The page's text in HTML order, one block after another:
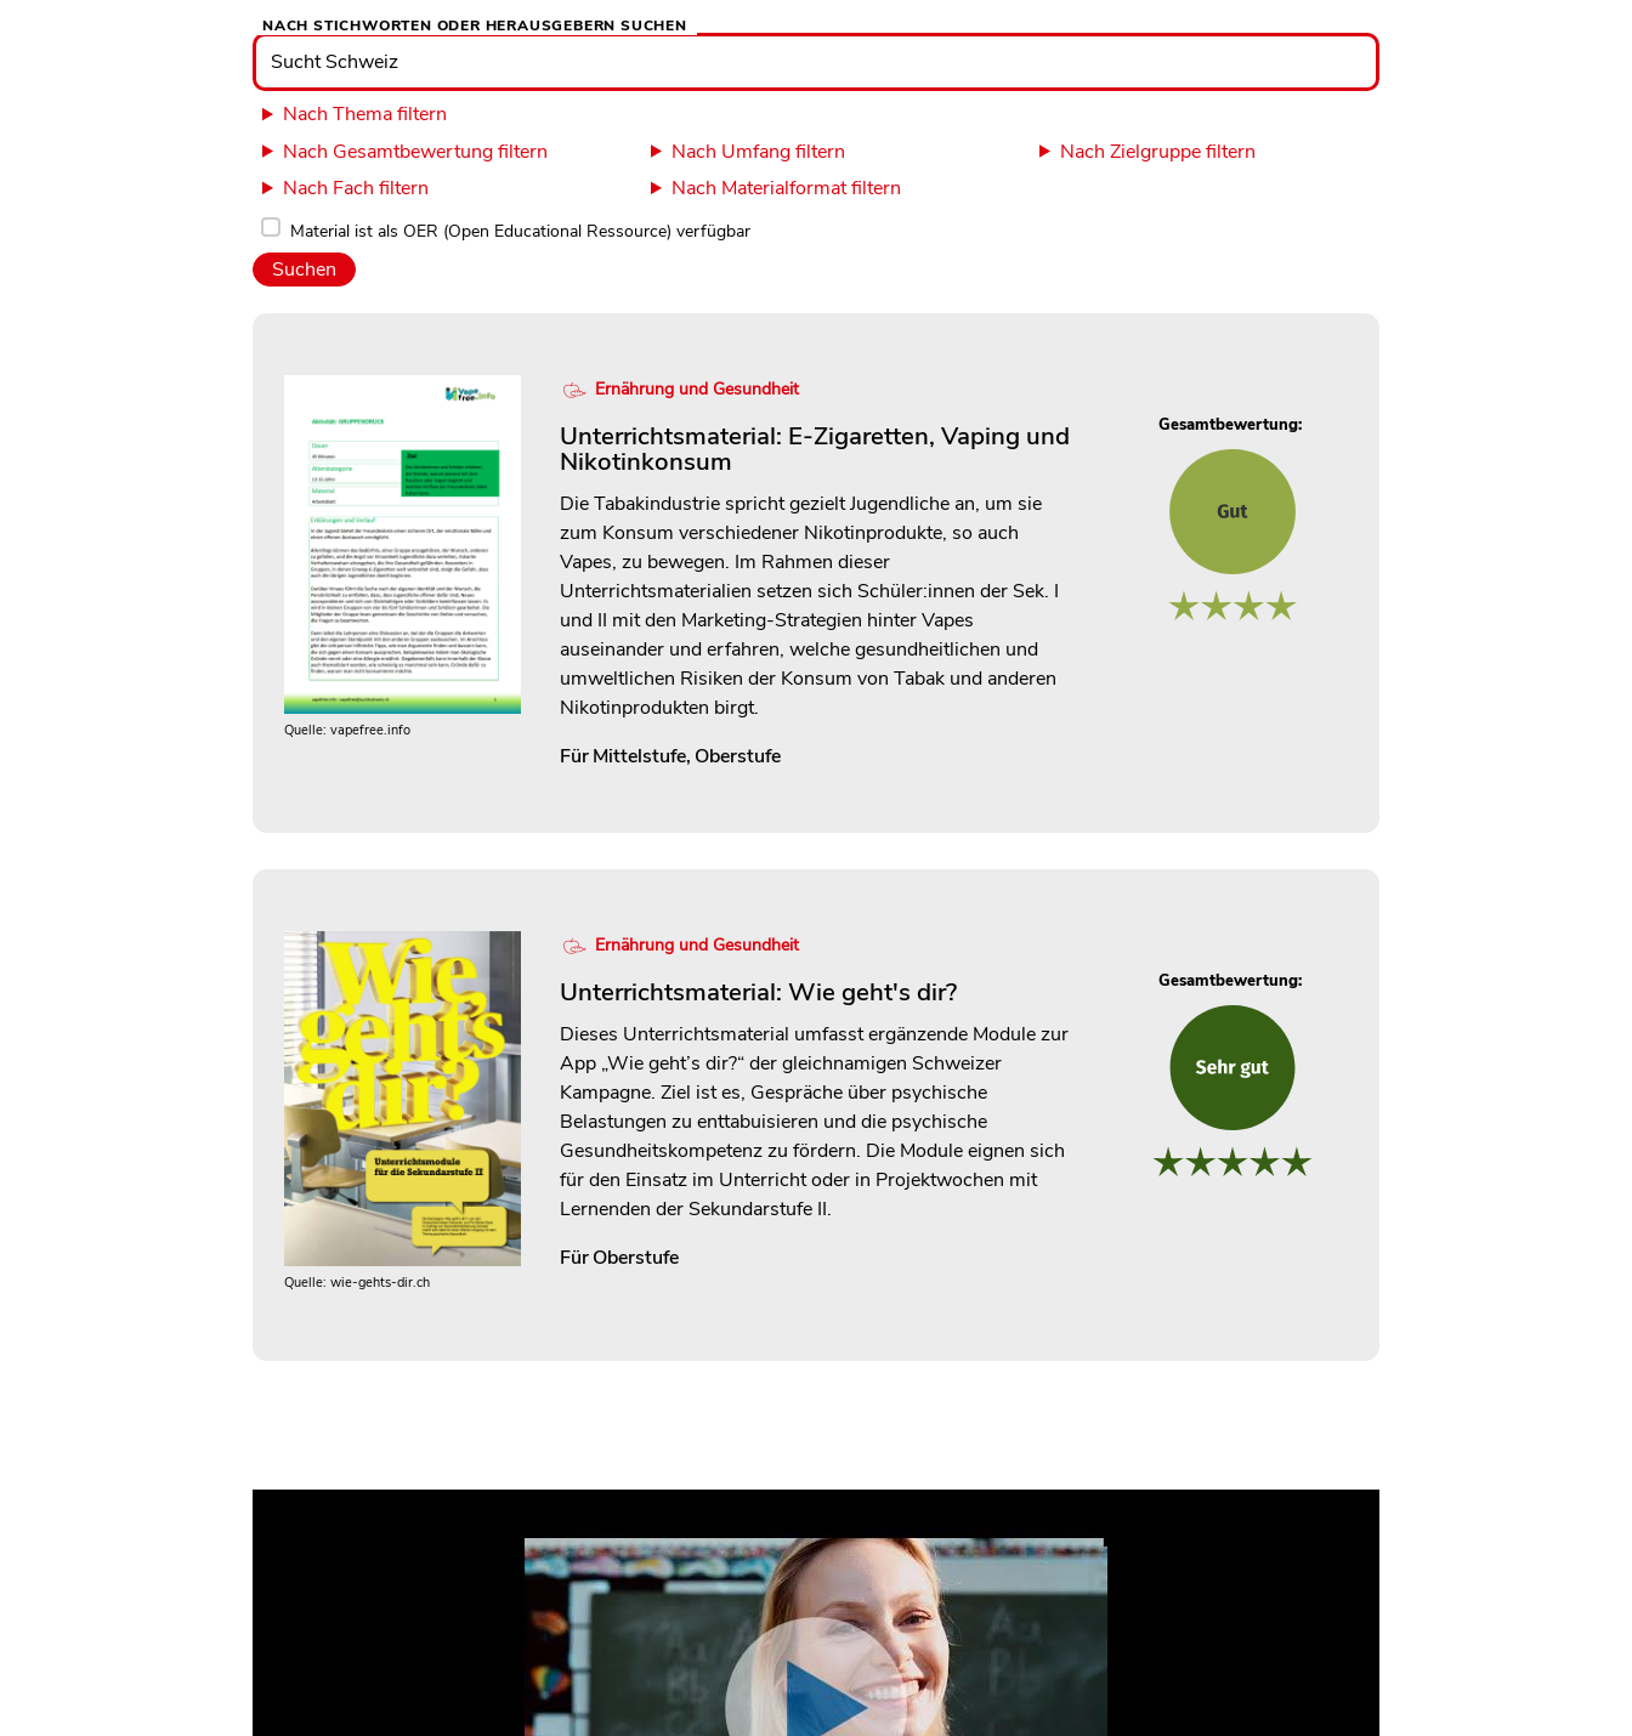
Nach
Stichworten
oder
Herausgebern
suchen
NACH STICHWORTEN ODER HERAUSGEBERN SUCHEN
Nach Thema filtern
Nach Gesamtbewertung filtern
Nach Umfang filtern
Nach Zielgruppe filtern
Nach Fach filtern
Nach Materialformat filtern
Material ist als OER (Open Educational Ressource) verfügbar
Quelle: vapefree.info
Ernährung und Gesundheit
Unterrichtsmaterial: E-Zigaretten, Vaping und
Nikotinkonsum
Die Tabakindustrie spricht gezielt Jugendliche an, um sie
zum Konsum verschiedener Nikotinprodukte, so auch
Vapes, zu bewegen. Im Rahmen dieser
Unterrichtsmaterialien setzen sich Schüler:innen der Sek. I
und II mit den Marketing-Strategien hinter Vapes
auseinander und erfahren, welche gesundheitlichen und
umweltlichen Risiken der Konsum von Tabak und anderen
Nikotinprodukten birgt.
FürMittelstufe, Oberstufe
Gesamtbewertung:
Quelle: wie-gehts-dir.ch
Ernährung und Gesundheit
Unterrichtsmaterial: Wie geht's dir?
Dieses Unterrichtsmaterial umfasst ergänzende Module zur
App „Wie geht’s dir?“ der gleichnamigen Schweizer
Kampagne. Ziel ist es, Gespräche über psychische
Belastungen zu enttabuisieren und die psychische
Gesundheitskompetenz zu fördern. Die Module eignen sich
für den Einsatz im Unterricht oder in Projektwochen mit
Lernenden der Sekundarstufe II.
FürOberstufe
Gesamtbewertung: